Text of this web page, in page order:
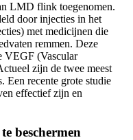
LMD flink toegenomen.
door injecties in het
met medicijnen die
remmen. Deze
VEGF (Vascular
zijn de twee meest
Een recente grote studie
effectief zijn en
beschermen